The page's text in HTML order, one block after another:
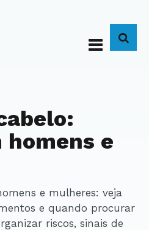
homens e
e quando procurar
riscos, sinais de